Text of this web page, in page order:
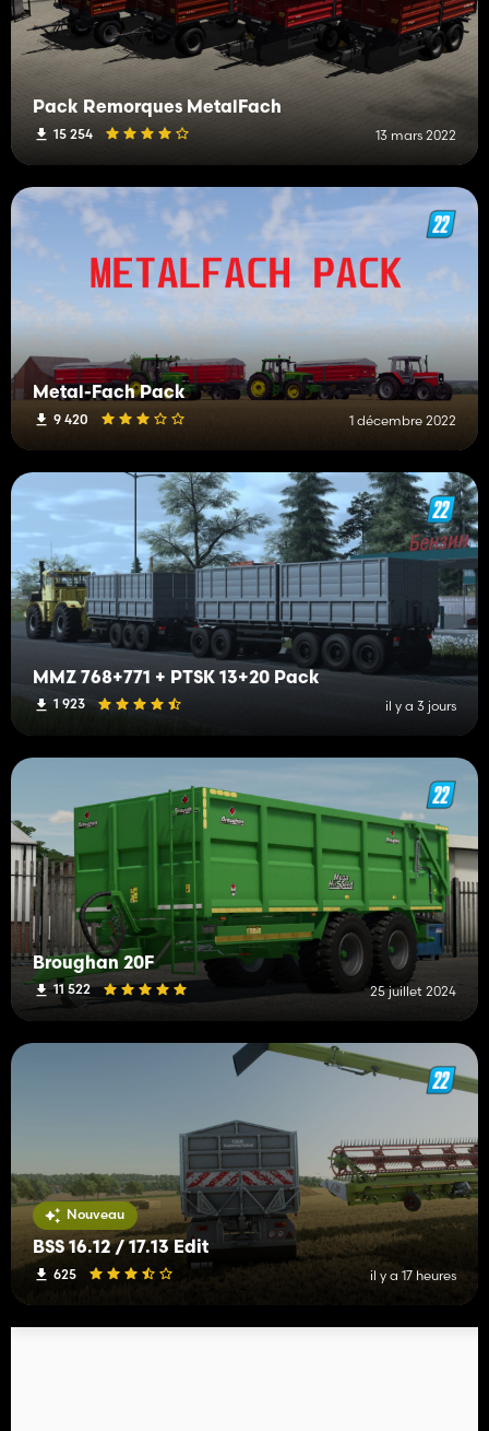
Pack Remorques MetalFach
15 254 13 mars 2022
Metal-Fach Pack
9 420 1 décembre 2022
MMZ 768+771 + PTSK 13+20 Pack
1 923 il y a 3 jours
Broughan 20F
11 522 25 juillet 2024
Nouveau
BSS 16.12 / 17.13 Edit
625 il y a 17 heures